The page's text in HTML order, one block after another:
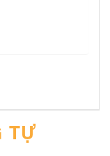
TỰ